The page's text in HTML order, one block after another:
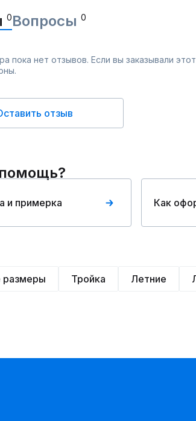
0Вопросы 0
пока нет отзывов. Если вы заказывали
отзыв
и примерка Как
размеры Тройка Летние